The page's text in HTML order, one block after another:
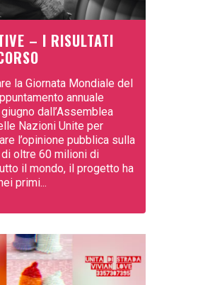
– I RISULTATI
la Giornata Mondiale del
annuale
dall’Assemblea
Nazioni Unite per
l’opinione pubblica sulla
oltre 60 milioni di
il mondo, il progetto ha
primi...